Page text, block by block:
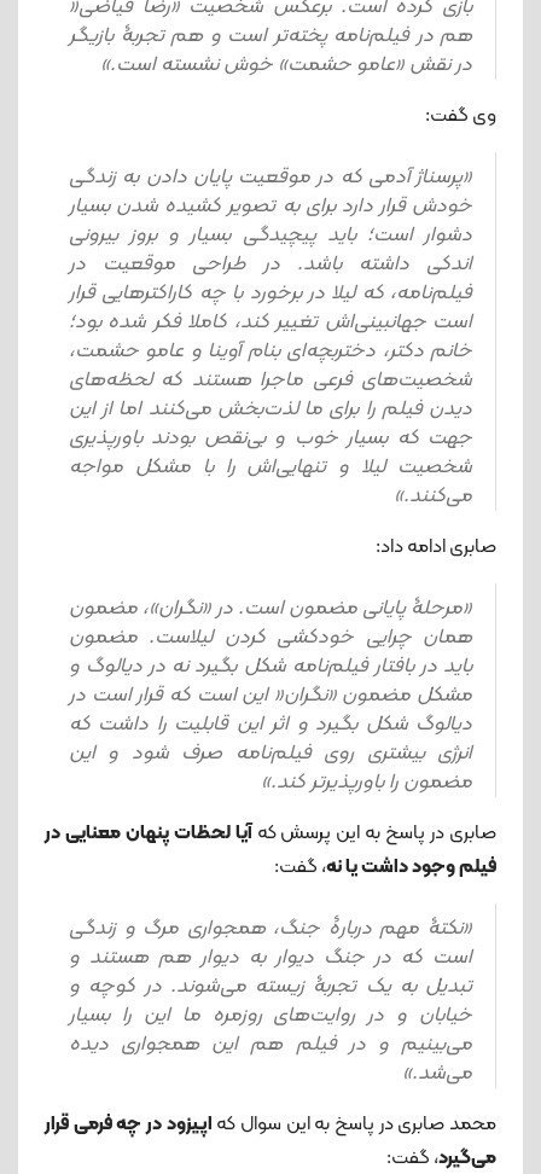
بازی کرده است. برعکس شخصیت «رضا فیاضی«
هم در فیلم‌نامه پخته‌تر است و هم تجربۀ بازیگر
در نقش «عامو حشمت» خوش نشسته است.»
وی گفت:
«پرسناژ آدمی که در موقعیت پایان دادن به زندگی
خودش قرار دارد برای به تصویر کشیده شدن بسیار
دشوار است؛ باید پیچیدگی بسیار و بروز بیرونی
اندکی داشته باشد. در طراحی موقعیت در
فیلم‌نامه، که لیلا در برخورد با چه کاراکترهایی قرار
است جهانبینی‌اش تغییر کند، کاملا فکر شده بود؛
خانم دکتر، دختربچه‌ای بنام آوینا و عامو حشمت،
شخصیت‌های فرعی ماجرا هستند که لحظه‌های
دیدن فیلم را برای ما لذت‌بخش می‌کنند اما از این
جهت که بسیار خوب و بی‌نقص بودند باورپذیری
شخصیت لیلا و تنهایی‌اش را با مشکل مواجه
می‌کنند.»
صابری ادامه داد:
«مرحلۀ پایانی مضمون است. در «نگران»، مضمون
همان چرایی خودکشی کردن لیلاست. مضمون
باید در بافتار فیلم‌نامه شکل بگیرد نه در دیالوگ و
مشکل مضمون «نگران« این است که قرار است در
دیالوگ شکل بگیرد و اثر این قابلیت را داشت که
انرژی بیشتری روی فیلم‌نامه صرف شود و این
مضمون را باورپذیرتر کند.»
صابری در پاسخ به این پرسش کهآیا لحظات پنهان معنایی در
فیلم وجود داشت یا نه، گفت:
«نکتۀ مهم دربارۀ جنگ، همجواری مرگ و زندگی
است که در جنگ دیوار به دیوار هم هستند و
تبدیل به یک تجربۀ زیسته می‌شوند. در کوچه و
خیابان و در روایت‌های روزمره ما این را بسیار
می‌بینیم و در فیلم هم این همجواری دیده
می‌شد.»
محمد صابری در پاسخ به این سوال که اپیزود در چه فرمی قرار
می‌گیرد، گفت: